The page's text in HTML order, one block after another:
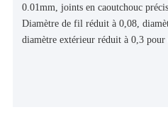
0.01mm, joints en caoutchouc
Diamètre de fil réduit à 0,08,
diamètre extérieur réduit à 0,3 pour